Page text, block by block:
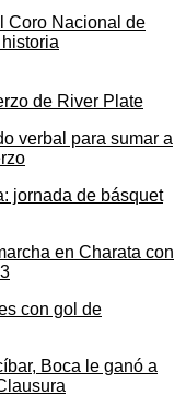
Coro Nacional de
verbal para sumar a
en Charata con
Boca le ganó a